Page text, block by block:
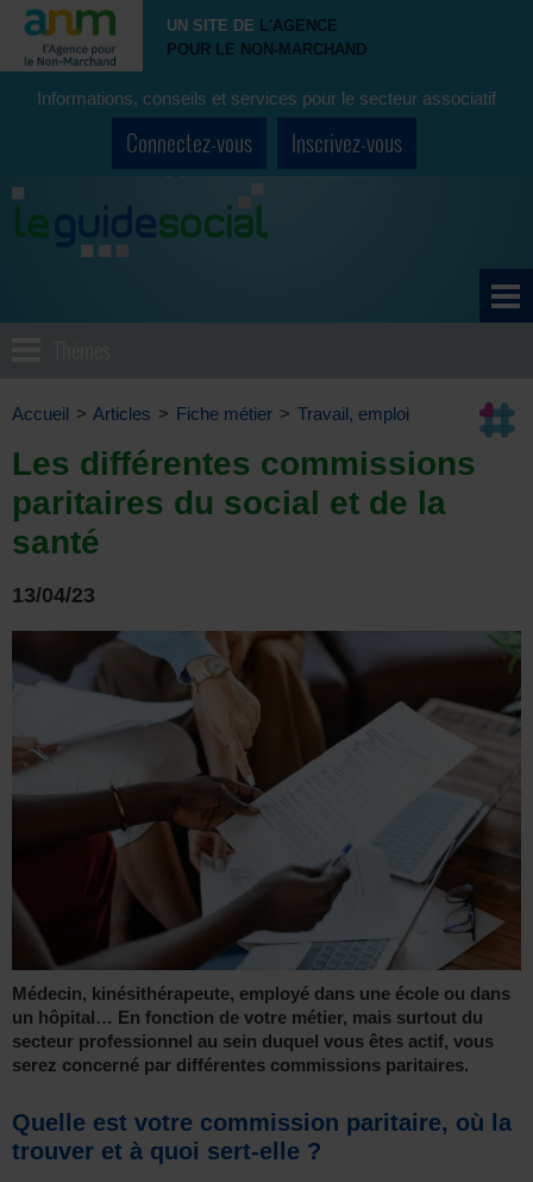
UN SITE DE L'AGENCE
POUR LE NON-MARCHAND
Informations, conseils et services pour le secteur associatif
Connectez-vous Inscrivez-vous
Accueil > Articles > Fiche métier > Travail, emploi
Les différentes commissions
paritaires du social et de la
santé
13/04/23
Médecin, kinésithérapeute, employé dans une école ou dans
un hôpital… En fonction de votre métier, mais surtout du
secteur professionnel au sein duquel vous êtes actif, vous
serez concerné par différentes commissions paritaires.
Quelle est votre commission paritaire, où la
trouver et à quoi sert-elle ?